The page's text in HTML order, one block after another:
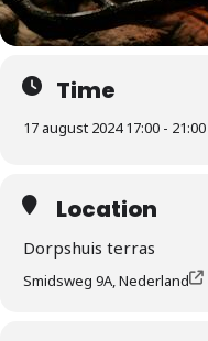
Time
17 august 2024 17:00 - 21:00
Location
Dorpshuis terras
Smidsweg 9A, Nederland